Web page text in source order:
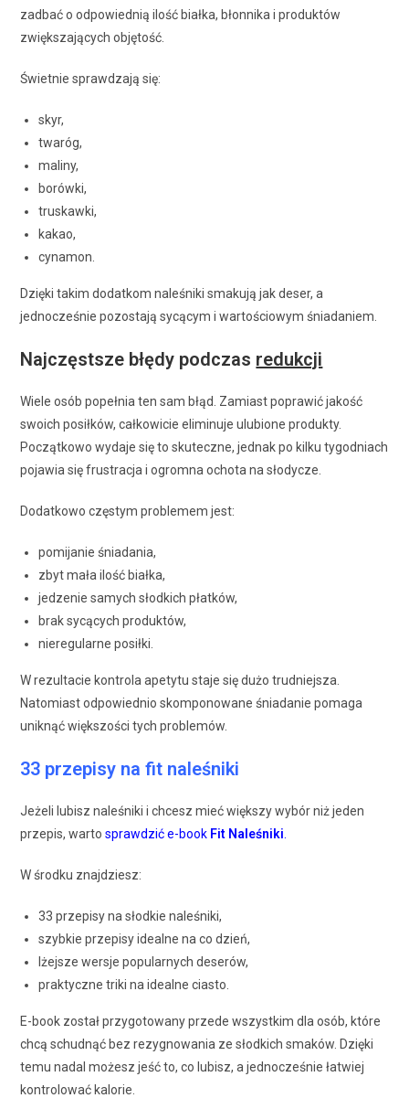
zadbać o odpowiednią ilość białka, błonnika i produktów
zwiększających objętość.
Świetnie sprawdzają się:
skyr,
twaróg,
maliny,
borówki,
truskawki,
kakao,
cynamon.
Dzięki takim dodatkom naleśniki smakują jak deser, a
jednocześnie pozostają sycącym i wartościowym śniadaniem.
Najczęstsze błędy podczas redukcji
Wiele osób popełnia ten sam błąd. Zamiast poprawić jakość
swoich posiłków, całkowicie eliminuje ulubione produkty.
Początkowo wydaje się to skuteczne, jednak po kilku tygodniach
pojawia się frustracja i ogromna ochota na słodycze.
Dodatkowo częstym problemem jest:
pomijanie śniadania,
zbyt mała ilość białka,
jedzenie samych słodkich płatków,
brak sycących produktów,
nieregularne posiłki.
W rezultacie kontrola apetytu staje się dużo trudniejsza.
Natomiast odpowiednio skomponowane śniadanie pomaga
uniknąć większości tych problemów.
33 przepisy na fit naleśniki
Jeżeli lubisz naleśniki i chcesz mieć większy wybór niż jeden
przepis, wartosprawdzić e-book Fit Naleśniki
W środku znajdziesz:
33 przepisy na słodkie naleśniki,
szybkie przepisy idealne na co dzień,
lżejsze wersje popularnych deserów,
praktyczne triki na idealne ciasto.
E-book został przygotowany przede wszystkim dla osób, które
chcą schudnąć bez rezygnowania ze słodkich smaków. Dzięki
temu nadal możesz jeść to, co lubisz, a jednocześnie łatwiej
kontrolować kalorie.